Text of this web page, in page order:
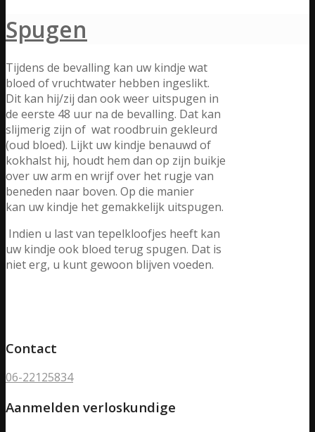
Spugen
Tijdens de bevalling kan uw kindje wat
bloed of vruchtwater hebben ingeslikt.
Dit kan hij/zij dan ook weer uitspugen in
de eerste 48 uur na de bevalling. Dat kan
slijmerig zijn of wat roodbruin gekleurd
(oud bloed). Lijkt uw kindje benauwd of
kokhalst hij, houdt hem dan op zijn buikje
over uw arm en wrijf over het rugje van
beneden naar boven. Op die manier
kan uw kindje het gemakkelijk uitspugen.
Indien u last van tepelkloofjes heeft kan
uw kindje ook bloed terug spugen. Dat is
niet erg, u kunt gewoon blijven voeden.
Contact
06-22125834
Aanmelden verloskundige